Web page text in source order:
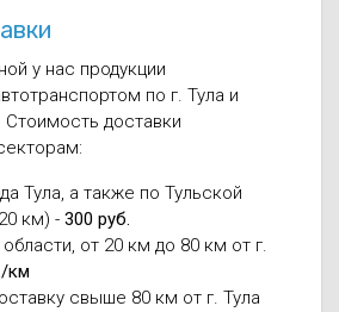
у нас продукции
по г. Тула и
Стоимость доставки
Тула, а также по Тульской
км) - 300 руб.
от 20 км до 80 км от г.
км
свыше 80 км от г. Тула